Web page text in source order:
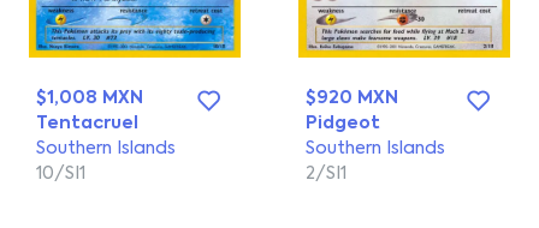
$1,008 MXN
Tentacruel
Southern Islands
10/SI1
$920 MXN
Pidgeot
Southern Islands
2/SI1